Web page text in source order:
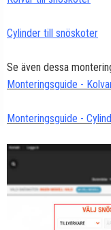
Cylinder till snöskoter
Se även dessa
Monteringsguide -
Monteringsguide -